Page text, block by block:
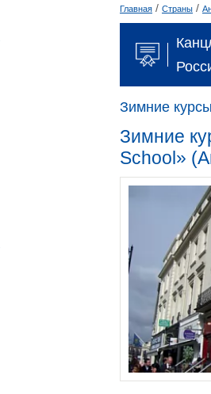
Главная / Страны /
Зимние
Зимние
School»